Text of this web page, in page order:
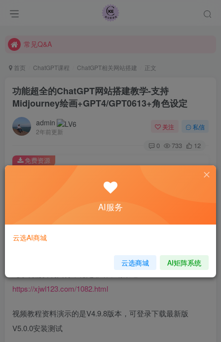
查尔斯课堂-带大家轻松玩转网赚和AI项目.
常见Q&A
首页 ChatGPT课程 ChatGPT相关网站搭建 正文
功能超全的ChatGPT网站搭建教学-支持
Midjourney绘画+GPT4/GPT0613+角色设定
admin
2年前更新
关注 私信
0 733 12
此内容为免费资源，请登录后查看
登录查看
免费资源
站长正式运营的版本体验：
https://xjwl123.com/1082.html
视频教程资料演示的是V4.9.8版本，可登录下载最新版
V5.0.0安装测试
AI服务
云选AI商城
云选商城 AI矩阵系统